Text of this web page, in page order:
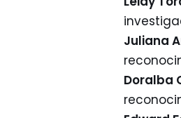
Juliana
Doralba